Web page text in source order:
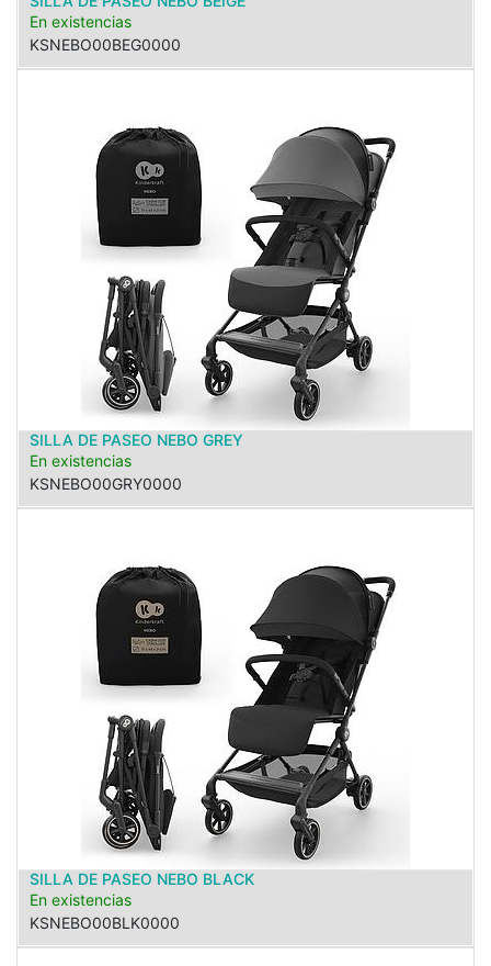
En existencias
KSNEBO00BEG0000
SILLA DE PASEO NEBO GREY
En existencias
KSNEBO00GRY0000
SILLA DE PASEO NEBO BLACK
En existencias
KSNEBO00BLK0000